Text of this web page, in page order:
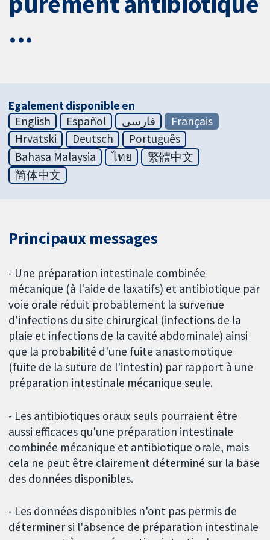
...
Egalement disponible en
English
Español فارسی
Français
Hrvatski
Deutsch
Português
Bahasa Malaysia
ไทย
繁體中文
简体中文
Principaux messages
- Une préparation intestinale combinée
mécanique (à l'aide de laxatifs) et antibiotique par
voie orale réduit probablement la survenue
d'infections du site chirurgical (infections de la
plaie et infections de la cavité abdominale) ainsi
que la probabilité d'une fuite anastomotique
(fuite de la suture de l'intestin) par rapport à une
préparation intestinale mécanique seule.
- Les antibiotiques oraux seuls pourraient être
aussi efficaces qu'une préparation intestinale
combinée mécanique et antibiotique orale, mais
cela ne peut être clairement déterminé sur la base
des données disponibles.
- Les données disponibles n'ont pas permis de
déterminer si l'absence de préparation intestinale